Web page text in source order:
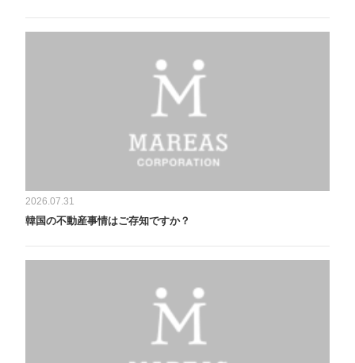
2026.07.31
韓国の不動産事情はご存知ですか？